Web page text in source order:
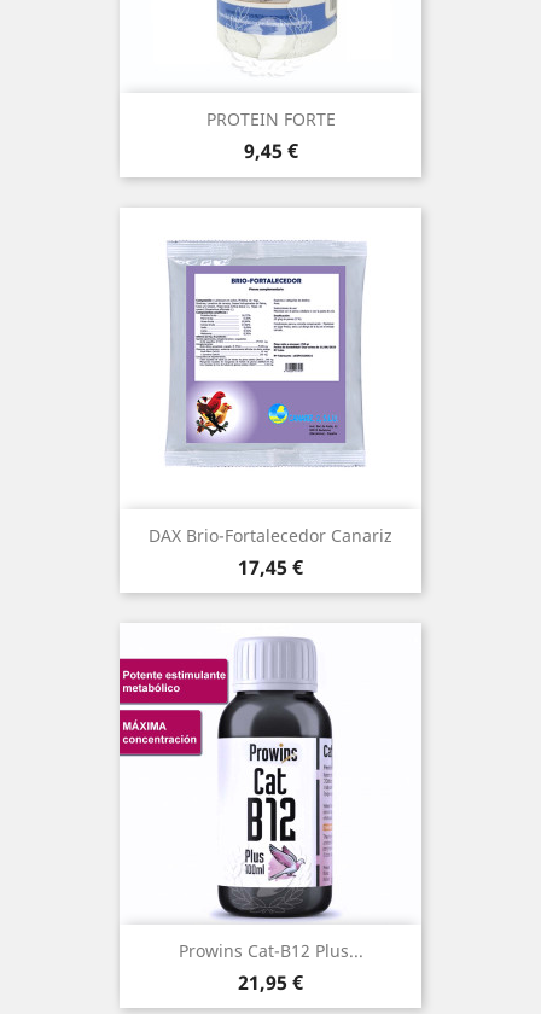
PROTEIN FORTE
Precio
9,45 €
DAX Brio-Fortalecedor Canariz
Precio
17,45 €
Prowins Cat-B12 Plus...
Precio
21,95 €